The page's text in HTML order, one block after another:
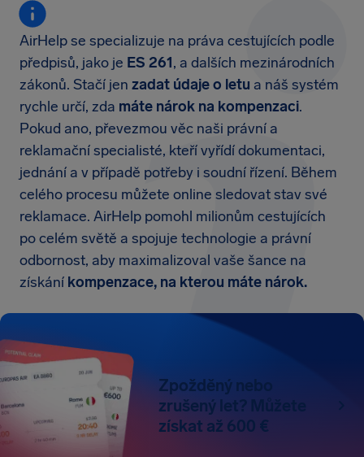
AirHelp se specializuje na práva cestujících podle
předpisů, jako je ES 261, a dalších mezinárodních
zákonů. Stačí jen zadat údaje o letu a náš systém
rychle určí, zda máte nárok na kompenzaci.
Pokud ano, převezmou věc naši právní a
reklamační specialisté, kteří vyřídí dokumentaci,
jednání a v případě potřeby i soudní řízení. Během
celého procesu můžete online sledovat stav své
reklamace. AirHelp pomohl milionům cestujících
po celém světě a spojuje technologie a právní
odbornost, aby maximalizoval vaše šance na
získání kompenzace, na kterou máte nárok.
Zpožděný nebo
zrušený let? Můžete
získat až 600 €